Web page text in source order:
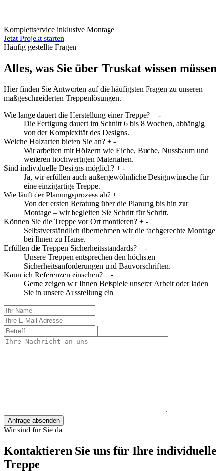
Komplettservice inklusive Montage
Jetzt Projekt starten
Häufig gestellte Fragen
Alles, was Sie über Truskat wissen müssen
Hier finden Sie Antworten auf die häufigsten Fragen zu unseren
maßgeschneiderten Treppenlösungen.
Wie lange dauert die Herstellung einer Treppe? + -
Die Fertigung dauert im Schnitt 6 bis 8 Wochen, abhängig
von der Komplexität des Designs.
Welche Holzarten bieten Sie an? + -
Wir arbeiten mit Hölzern wie Eiche, Buche, Nussbaum und
weiteren hochwertigen Materialien.
Sind individuelle Designs möglich? + -
Ja, wir erfüllen auch außergewöhnliche Designwünsche für
eine einzigartige Treppe.
Wie läuft der Planungsprozess ab? + -
Von der ersten Beratung über die Planung bis hin zur
Montage – wir begleiten Sie Schritt für Schritt.
Können Sie die Treppe vor Ort montieren? + -
Selbstverständlich übernehmen wir die fachgerechte Montage
bei Ihnen zu Hause.
Erfüllen die Treppen Sicherheitsstandards? + -
Unsere Treppen entsprechen den höchsten
Sicherheitsanforderungen und Bauvorschriften.
Kann ich Referenzen einsehen? + -
Gerne zeigen wir Ihnen Beispiele unserer Arbeit oder laden
Sie in unsere Ausstellung ein
Anfrage absenden
Wir sind für Sie da
Kontaktieren Sie uns für Ihre individuelle
Treppe